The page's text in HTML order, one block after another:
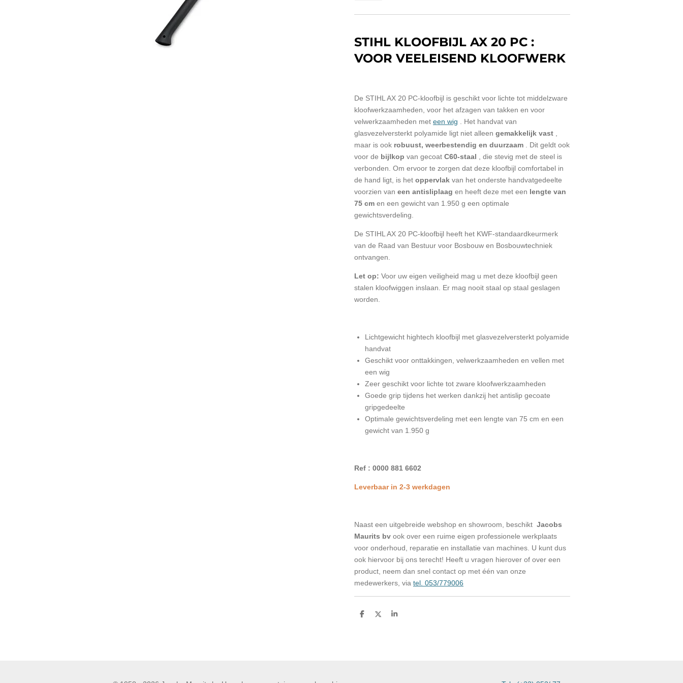
STIHL KLOOFBIJL AX 20 PC :
VOOR VEELEISEND KLOOFWERK
De STIHL AX 20 PC-kloofbijl is geschikt voor lichte tot middelzware
kloofwerkzaamheden, voor het afzagen van takken en voor
velwerkzaamheden met een wig . Het handvat van
glasvezelversterkt polyamide ligt niet alleen gemakkelijk vast ,
maar is ook robuust, weerbestendig en duurzaam . Dit geldt ook
voor de bijlkop van gecoat C60-staal , die stevig met de steel is
verbonden. Om ervoor te zorgen dat deze kloofbijl comfortabel in
de hand ligt, is het oppervlak van het onderste handvatgedeelte
voorzien van een antisliplaag en heeft deze met een lengte van
75 cm en een gewicht van 1.950 g een optimale
gewichtsverdeling.
De STIHL AX 20 PC-kloofbijl heeft het KWF-standaardkeurmerk
van de Raad van Bestuur voor Bosbouw en Bosbouwtechniek
ontvangen.
Let op: Voor uw eigen veiligheid mag u met deze kloofbijl geen
stalen kloofwiggen inslaan. Er mag nooit staal op staal geslagen
worden.
Lichtgewicht hightech kloofbijl met glasvezelversterkt polyamide
handvat
Geschikt voor onttakkingen, velwerkzaamheden en vellen met
een wig
Zeer geschikt voor lichte tot zware kloofwerkzaamheden
Goede grip tijdens het werken dankzij het antislip gecoate
gripgedeelte
Optimale gewichtsverdeling met een lengte van 75 cm en een
gewicht van 1.950 g
Ref : 0000 881 6602
Leverbaar in 2-3 werkdagen
Naast een uitgebreide webshop en showroom, beschikt Jacobs
Maurits bv ook over een ruime eigen professionele werkplaats
voor onderhoud, reparatie en installatie van machines. U kunt dus
ook hiervoor bij ons terecht! Heeft u vragen hierover of over een
product, neem dan snel contact op met één van onze
medewerkers, via tel. 053/779006
D
D
S